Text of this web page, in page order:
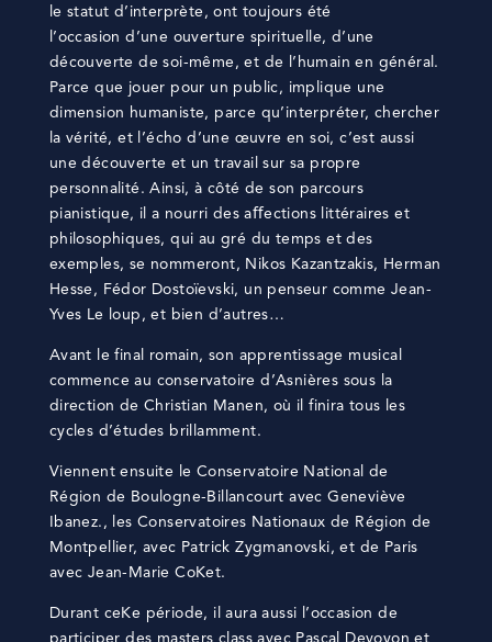
le statut d’interprète, ont toujours été
l’occasion d’une ouverture spirituelle, d’une
découverte de soi-même, et de l’humain en général.
Parce que jouer pour un public, implique une
dimension humaniste, parce qu’interpréter, chercher
la vérité, et l’écho d’une œuvre en soi, c’est aussi
une découverte et un travail sur sa propre
personnalité. Ainsi, à côté de son parcours
pianistique, il a nourri des aﬀections littéraires et
philosophiques, qui au gré du temps et des
exemples, se nommeront, Nikos Kazantzakis, Herman
Hesse, Fédor Dostoïevski, un penseur comme Jean-
Yves Le loup, et bien d’autres…
Avant le final romain, son apprentissage musical
commence au conservatoire d’Asnières sous la
direction de Christian Manen, où il finira tous les
cycles d’études brillamment.
Viennent ensuite le Conservatoire National de
Région de Boulogne-Billancourt avec Geneviève
Ibanez., les Conservatoires Nationaux de Région de
Montpellier, avec Patrick Zygmanovski, et de Paris
avec Jean-Marie CoKet.
Durant ceKe période, il aura aussi l’occasion de
participer des masters class avec Pascal Devoyon et